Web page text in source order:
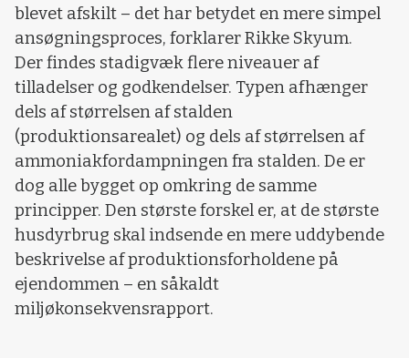
blevet afskilt – det har betydet en mere simpel
ansøgningsproces, forklarer Rikke Skyum.
Der findes stadigvæk flere niveauer af
tilladelser og godkendelser. Typen afhænger
dels af størrelsen af stalden
(produktionsarealet) og dels af størrelsen af
ammoniakfordampningen fra stalden. De er
dog alle bygget op omkring de samme
principper. Den største forskel er, at de største
husdyrbrug skal indsende en mere uddybende
beskrivelse af produktionsforholdene på
ejendommen – en såkaldt
miljøkonsekvensrapport.